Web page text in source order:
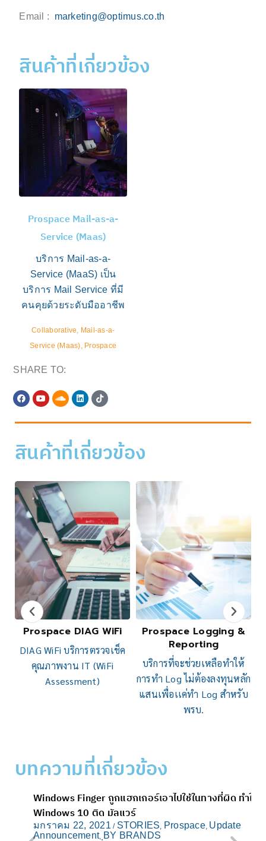
Email : marketing@optimus.co.th
สินค้าที่เกี่ยวข้อง
Prospace Mail-as-a-
Service (Maas)
บริการ Mail-as-a-
Service (MaaS) เป็น
บริการ Mail Service ที่มี
คนคุยด้วยระดับมืออาชีพ
Collaborative, Mail-as-a-
Service (Maas), Prospace
SHARE TO:
สินค้าที่เกี่ยวข้อง
Prospace DIAG WiFi
DIAG WiFi บริการตรวจเช็ค
คุณภาพงาน IT (WiFi
Assessment)
Prospace Logging &
Reporting
บริการที่จะช่วยเหลือทำให้
การทำ Log ไม่ต้องลงทุนหลัก
แสนเพื่อเเค่ทำ Log สำหรับ
พรบ.
บทความที่เกี่ยวข้อง
Windows Finger ถูกแฮกเกอร์เอาไปใช้ในทางที่ผิด ทำให้
Windows 10 ติด มัลแวร์
มกราคม 22, 2021 / STORIES, Prospace,Update
Announcement,ฺBY BRANDS